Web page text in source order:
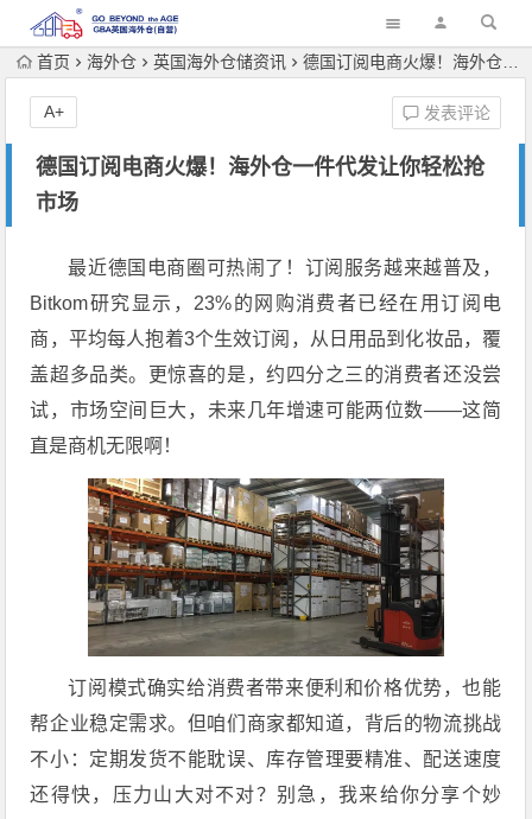
首页 海外仓 英国海外仓储资讯 德国订阅电商火爆！海外仓一件代发让你轻松抢市场
德国订阅电商火爆！海外仓一件代发让你轻松抢
市场
发表评论
A+
最近德国电商圈可热闹了！订阅服务越来越普及，
Bitkom研究显示，23%的网购消费者已经在用订阅电
商，平均每人抱着3个生效订阅，从日用品到化妆品，覆
盖超多品类。更惊喜的是，约四分之三的消费者还没尝
试，市场空间巨大，未来几年增速可能两位数——这简
直是商机无限啊！
订阅模式确实给消费者带来便利和价格优势，也能
帮企业稳定需求。但咱们商家都知道，背后的物流挑战
不小：定期发货不能耽误、库存管理要精准、配送速度
还得快，压力山大对不对？别急，我来给你分享个妙